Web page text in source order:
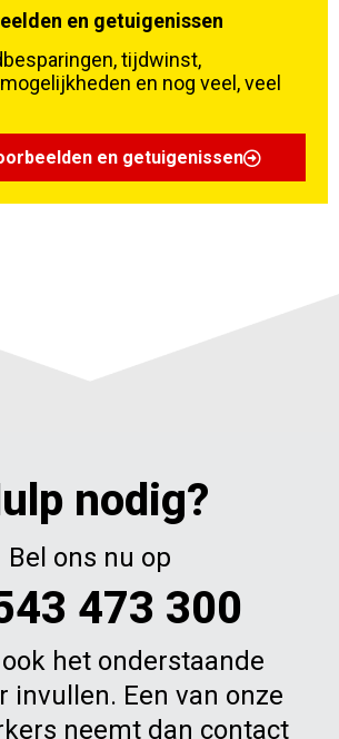
en getuigenissen
tijdwinst,
en nog veel, veel
en getuigenissen
nodig?
Bel ons nu op
473 300
het onderstaande
invullen. Een van onze
neemt dan contact